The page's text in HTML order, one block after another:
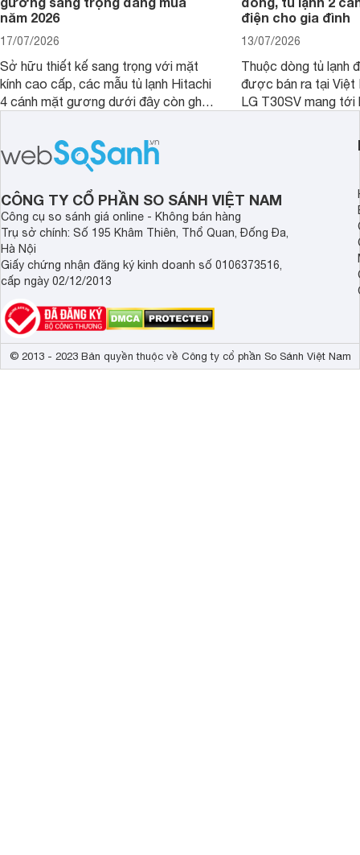
năm 2026
17/07/2026
Sở hữu thiết kế sang trọng với mặt
kính cao cấp, các mẫu tủ lạnh Hitachi
4 cánh mặt gương dưới đây còn ghi
công nghệ bảo quản hiện đại, đáp ứng
tốt nhu cầu lưu trữ thực phẩm của gia
điện cho gia đình
13/07/2026
Thuộc dòng tủ lạnh
được bán ra tại Việt
LG T30SV mang tới
mức giá bán dễ
nhiều khách hàng
CÔNG TY CỔ PHẦN SO SÁNH VIỆT NAM
Công cụ so sánh giá online - Không bán hàng
Trụ sở chính: Số 195 Khâm Thiên, Thổ Quan, Đống Đa,
Hà Nội
Giấy chứng nhận đăng ký kinh doanh số 0106373516,
cấp ngày 02/12/2013
© 2013 - 2023 Bản quyền thuộc về Công ty cổ phần So Sánh Việt Nam